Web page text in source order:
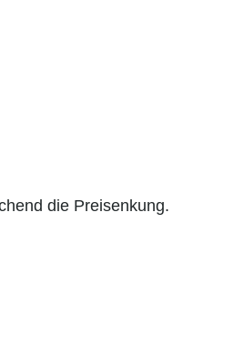
die Preisenkung.